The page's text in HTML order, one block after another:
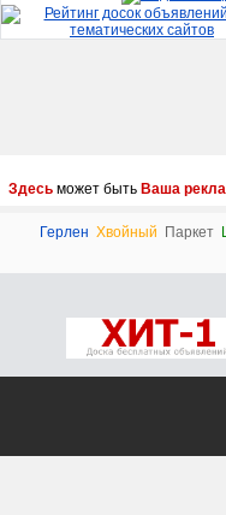
Здесь может быть Ваша
Герлен Хвойный Паркет